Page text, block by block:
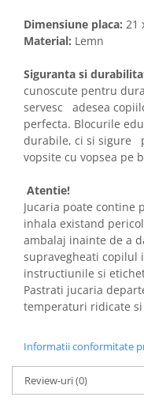
Dimensiune placa: 21
Material: Lemn
Siguranta si
cunoscute pentru
servesc adesea
perfecta. Blocurile
durabile, ci si sigure
vopsite cu vopsea pe
Atentie!
Jucaria poate contine
inhala existand
ambalaj inainte de a
supravegheati copilul
instructiunile si
Pastrati jucaria
temperaturi ridicate
Informatii conformitate
Review-uri(0)